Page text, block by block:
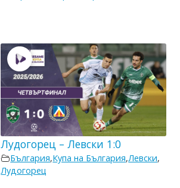
Лудогорец – Левски 1:0
България,Купа на България,Левски,
Лудогорец